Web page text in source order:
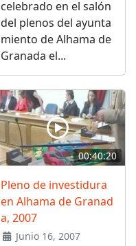
celebrado en el salón
del plenos del ayunta
miento de Alhama de
Granada el...
00:40:20
Pleno de investidura
en Alhama de Granad
a, 2007
Junio 16, 2007